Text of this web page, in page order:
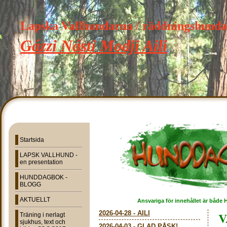
Lapska Vallhundarna /
Gázzi Násti Modji Aili
Startsida
LAPSK VALLHUND -
en presentation
HUNDDAGBOK -
BLOGG
AKTUELLT
Träning i nerlagt
sjukhus, text och
Ansvariga för innehållet är både
2026-04-28 - AILI